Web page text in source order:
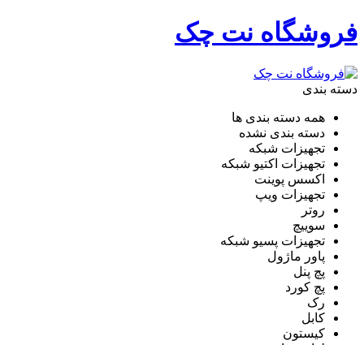
فروشگاه نت چک
دسته بندی
همه دسته بندی ها
دسته بندی نشده
تجهیزات شبکه
تجهیزات اکتیو شبکه
اکسس پوینت
تجهیزات ویپ
روتر
سوییچ
تجهیزات پسیو شبکه
پاور ماژول
پچ پنل
پچ کورد
رک
کابل
کیستون